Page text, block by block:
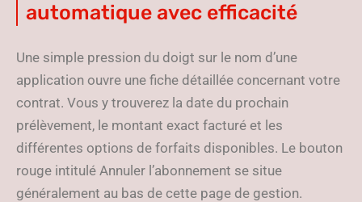
automatique avec efficacité
Une simple pression du doigt sur le nom d’une
application ouvre une fiche détaillée concernant votre
contrat. Vous y trouverez la date du prochain
prélèvement, le montant exact facturé et les
différentes options de forfaits disponibles. Le bouton
rouge intitulé Annuler l’abonnement se situe
généralement au bas de cette page de gestion.